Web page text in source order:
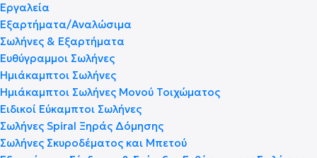
Εργαλεία
Εξαρτήματα/Αναλώσιμα
Σωλήνες & Εξαρτήματα
Ευθύγραμμοι Σωλήνες
Ημιάκαμπτοι Σωλήνες
Ημιάκαμπτοι Σωλήνες Μονού Τοιχώματος
Ειδικοί Εύκαμπτοι Σωλήνες
Σωλήνες Spiral Ξηράς Δόμησης
Σωλήνες Σκυροδέματος και Μπετού